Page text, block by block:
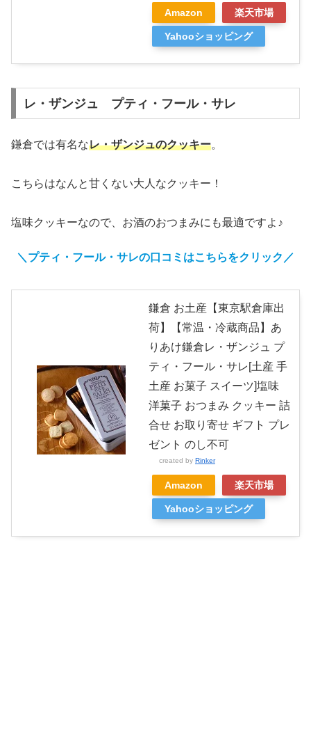
Amazon 楽天市場
Yahooショッピング
レ・ザンジュ プティ・フール・サレ
鎌倉では有名なレ・ザンジュのクッキー。
こちらはなんと甘くない大人なクッキー！
塩味クッキーなので、お酒のおつまみにも最適ですよ♪
＼プティ・フール・サレの口コミはこちらをクリック／
鎌倉 お土産【東京駅倉庫出
荷】【常温・冷蔵商品】あ
りあけ鎌倉レ・ザンジュ プ
ティ・フール・サレ[土産 手
土産 お菓子 スイーツ]塩味
洋菓子 おつまみ クッキー 詰
合せ お取り寄せ ギフト プレ
ゼント のし不可
created by Rinker
Amazon 楽天市場
Yahooショッピング